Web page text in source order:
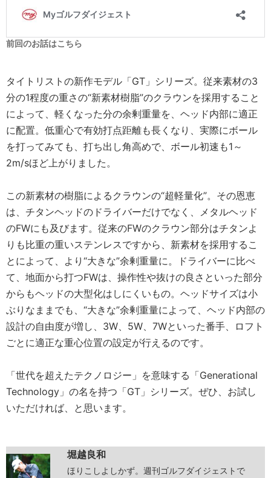
前回のお話はこちら
タイトリストの新作モデル「GT」シリーズ。従来素材の3
分の1程度の重さの“新素材樹脂”のクラウンを採用すること
によって、軽くなった分の余剰重量を、ヘッド内部に適正
に配置。低重心で有効打点距離も長くなり、実際にボール
を打ってみても、打ち出し角高めで、ボール初速も1～
2m/sほど上がりました。
この新素材の樹脂によるクラウンの“超軽量化”。その恩恵
は、チタンヘッドのドライバーだけでなく、メタルヘッド
のFWにも及びます。従来のFWのクラウン部分はチタンよ
りも比重の重いステンレスですから、新素材を採用するこ
とによって、より“大きな”余剰重量に。ドライバーに比べ
て、地面から打つFWは、操作性や抜けの良さといった部分
からもヘッドの大型化はしにくいもの。ヘッドサイズは小
ぶりなままでも、“大きな”余剰重量によって、ヘッド内部の
設計の自由度が増し、3W、5W、7Wといった番手、ロフト
ごとに適正な重心位置の設定が行えるのです。
「世代を超えたテクノロジー」を意味する「Generational
Technology」の名を持つ「GT」シリーズ。ぜひ、お試し
いただければ、と思います。
堀越良和
ほりこしよしかず。週刊ゴルフダイジェストで